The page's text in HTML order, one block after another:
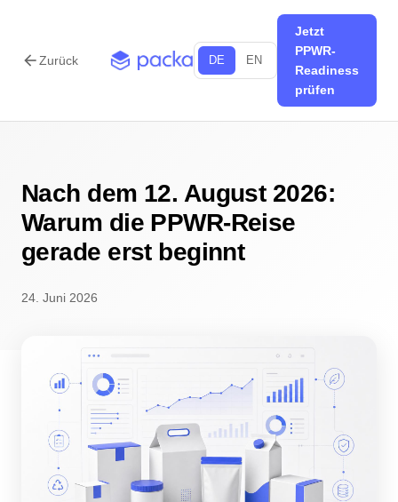
arrow_backZurück DE EN
Jetzt
PPWR-
Readiness
prüfen
Nach dem 12. August 2026:
Warum die PPWR-Reise
gerade erst beginnt
24. Juni 2026